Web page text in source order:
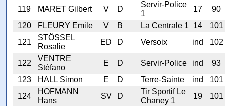
119
MARET Gilbert V D
Servir-Police
1
17
90
120
FLEURY Emile V B La Centrale 1 14
101
121
STÖSSEL
Rosalie
ED D Versoix ind 102
122
VENTRE
Stéfano
E D Servir-Police ind
93
123
HALL Simon E D Terre-Sainte ind
101
124
HOFMANN
Hans
SV D
Tir Sportif Le
Chaney 1
19 101